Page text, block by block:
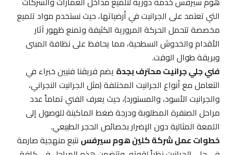
التي تعتمد على الجرانيت في أرضياتها، حيث نستخدم مواد تلميع
مخصصة تتحمل الحركة المرورية الكثيفة وتمنع ظهور آثار
الأقدام والخدوش السطحية، مما يحافظ على نظافة المبنى
وبريقة طوال الوقت.
فني جلي جرانيت محترف بجدةيضم فريقنا فنيين خبراء في
التعامل مع أنواع الجرانيت المختلفة (مثل الجرانيت النجراني،
والجرانيت الأسود، والمستورد)، حيث يعرف الفني تماماً عدد
مراحل الصنفرة المطلوبة ودرجة ضغط الماكينة للوصول إلى
اللمعة المثالية دون الإضرار بخصائص الحجر الطبيعي.
خطوات عمل شركة كلين هوم سيرفسنتبع منهجية صارمة